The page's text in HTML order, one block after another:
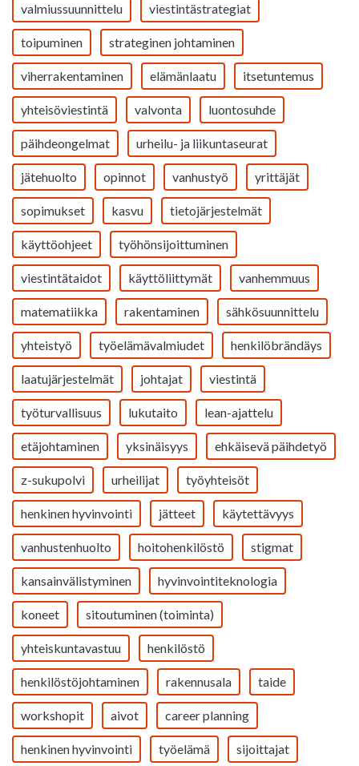
valmiussuunnittelu viestintästrategiat
toipuminen strateginen johtaminen
viherrakentaminen elämänlaatu itsetuntemus
yhteisöviestintä valvonta luontosuhde
päihdeongelmat urheilu- ja liikuntaseurat
jätehuolto opinnot vanhustyö yrittäjät
sopimukset kasvu tietojärjestelmät
käyttöohjeet työhönsijoittuminen
viestintätaidot käyttöliittymät vanhemmuus
matematiikka rakentaminen sähkösuunnittelu
yhteistyö työelämävalmiudet henkilöbrändäys
laatujärjestelmät johtajat viestintä
työturvallisuus lukutaito lean-ajattelu
etäjohtaminen yksinäisyys ehkäisevä päihdetyö
z-sukupolvi urheilijat työyhteisöt
henkinen hyvinvointi jätteet käytettävyys
vanhustenhuolto hoitohenkilöstö stigmat
kansainvälistyminen hyvinvointiteknologia
koneet sitoutuminen (toiminta)
yhteiskuntavastuu henkilöstö
henkilöstöjohtaminen rakennusala taide
workshopit aivot career planning
henkinen hyvinvointi työelämä sijoittajat